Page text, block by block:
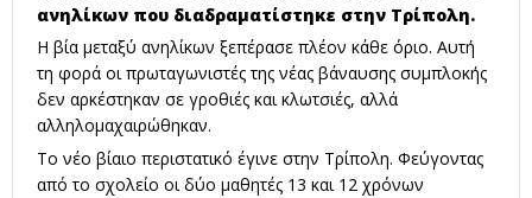
ανηλίκων που διαδραματίστηκε στην Τρίπολη.
Η βία μεταξύ ανηλίκων ξεπέρασε πλέον κάθε όριο. Αυτή
τη φορά οι πρωταγωνιστές της νέας βάναυσης συμπλοκής
δεν αρκέστηκαν σε γροθιές και κλωτσιές, αλλά
αλληλομαχαιρώθηκαν.
Το νέο βίαιο περιστατικό έγινε στην Τρίπολη. Φεύγοντας
από το σχολείο οι δύο μαθητές 13 και 12 χρόνων